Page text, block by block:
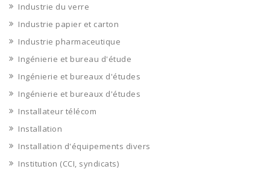
Industrie du verre
Industrie papier et carton
Industrie pharmaceutique
Ingénierie et bureau d'étude
Ingénierie et bureaux d'études
Ingénierie et bureaux d'études
Installateur télécom
Installation
Installation d'équipements divers
Institution (CCI, syndicats)